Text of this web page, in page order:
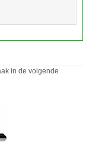
in de volgende